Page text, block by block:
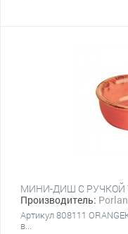
МИНИ-ДИШ С РУЧКОЙ
Производитель:
Артикул 808111
в...